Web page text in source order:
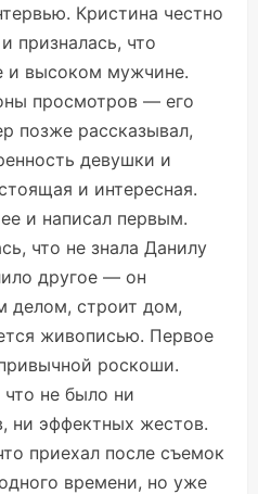
Кристина честно
призналась, что
и высоком мужчине.
просмотров — его
позже рассказывал,
девушки и
и интересная.
и написал первым.
что не знала Данилу
другое — он
делом, строит дом,
живописью. Первое
роскоши.
не было ни
ни эффектных жестов.
приехал после съемок
времени, но уже